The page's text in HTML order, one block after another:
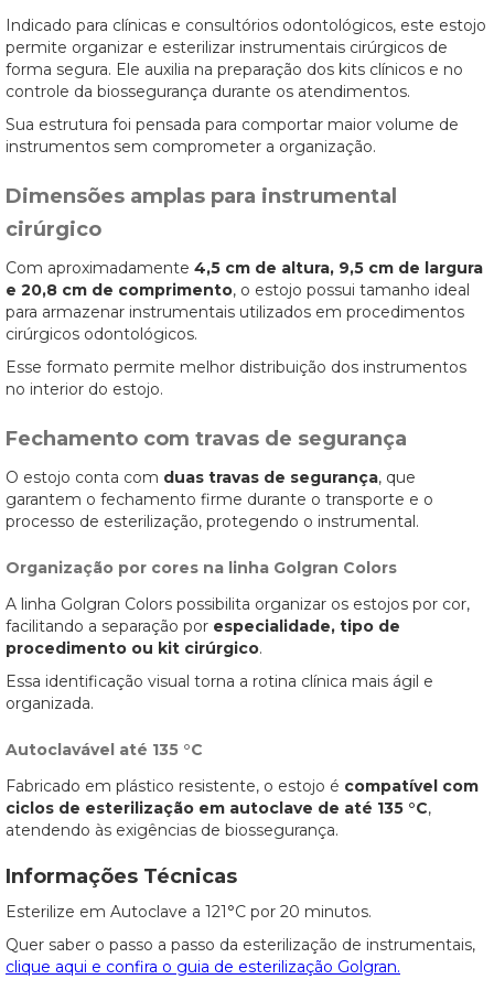
Indicado para clínicas e consultórios odontológicos, este estojo
permite organizar e esterilizar instrumentais cirúrgicos de
forma segura. Ele auxilia na preparação dos kits clínicos e no
controle da biossegurança durante os atendimentos.
Sua estrutura foi pensada para comportar maior volume de
instrumentos sem comprometer a organização.
Dimensões amplas para instrumental
cirúrgico
Com aproximadamente 4,5 cm de altura, 9,5 cm de largura
e 20,8 cm de comprimento, o estojo possui tamanho ideal
para armazenar instrumentais utilizados em procedimentos
cirúrgicos odontológicos.
Esse formato permite melhor distribuição dos instrumentos
no interior do estojo.
Fechamento com travas de segurança
O estojo conta com duas travas de segurança, que
garantem o fechamento firme durante o transporte e o
processo de esterilização, protegendo o instrumental.
Organização por cores na linha Golgran Colors
A linha Golgran Colors possibilita organizar os estojos por cor,
facilitando a separação por especialidade, tipo de
procedimento ou kit cirúrgico.
Essa identificação visual torna a rotina clínica mais ágil e
organizada.
Autoclavável até 135 °C
Fabricado em plástico resistente, o estojo é compatível com
ciclos de esterilização em autoclave de até 135 °C,
atendendo às exigências de biossegurança.
Informações Técnicas
Esterilize em Autoclave a 121°C por 20 minutos.
Quer saber o passo a passo da esterilização de instrumentais,
clique aqui e confira o guia de esterilização Golgran.